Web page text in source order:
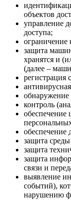
объектов
управление
доступа;
ограничение
защита
хранятся и
(далее –
регистрация
контроль
обеспечение
обеспечение
защита
защита
защита
связи и
выявление
событий),
нарушению